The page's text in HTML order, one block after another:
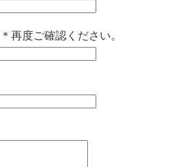
再度ご確認ください。